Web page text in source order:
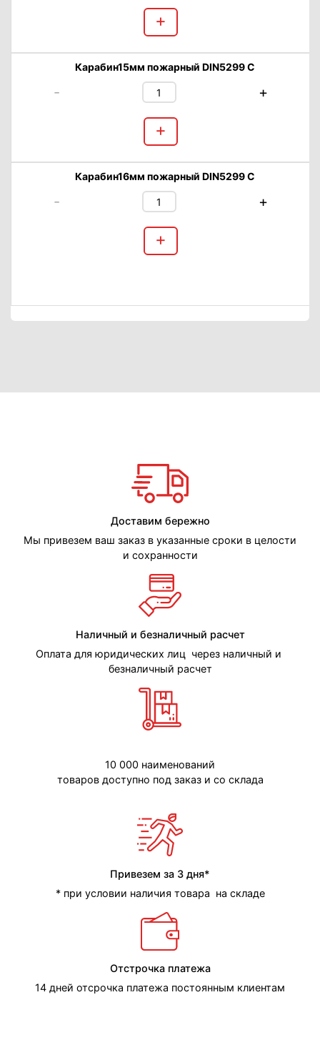
+
Карабин15мм пожарный DIN5299 C
- +
+
Карабин16мм пожарный DIN5299 C
- +
+
Доставим бережно
Мы привезем ваш заказ в указанные сроки в целости
и сохранности
Наличный и безналичный расчет
Оплата для юридических лиц через наличный и
безналичный расчет
10 000 наименований
товаров доступно под заказ и со склада
Привезем за 3 дня*
* при условии наличия товара на складе
Отстрочка платежа
14 дней отсрочка платежа постоянным клиентам